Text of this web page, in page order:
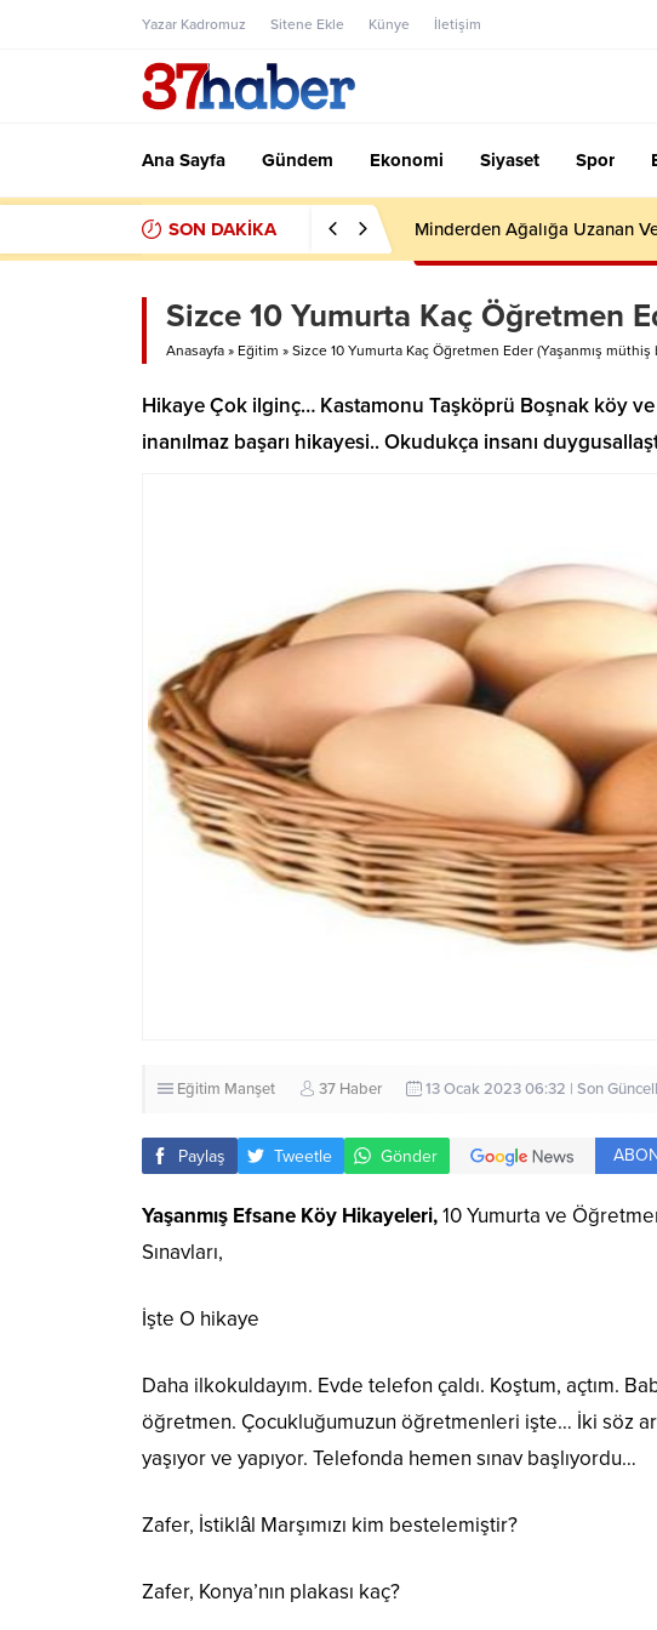
Yazar Kadromuz Sitene Ekle Künye İletişim
Ana Sayfa Gündem Ekonomi Siyaset Spor
SON DAKİKA Minderden Ağalığa Uzanan
Sizce 10 Yumurta Kaç Öğretmen
Anasayfa » Eğitim » Sizce 10 Yumurta Kaç Öğretmen Eder (Yaşanmış müthiş
Hikaye Çok ilginç… Kastamonu Taşköprü Boşnak köy
inanılmaz başarı hikayesi.. Okudukça insanı
Eğitim Manşet 37 Haber 13 Ocak 2023 06:32 | Son
Paylaş Tweetle Gönder
Yaşanmış Efsane Köy Hikayeleri,10 Yumurta ve
Sınavları,
İşte O hikaye
Daha ilkokuldayım. Evde telefon çaldı. Koştum, açtım.
öğretmen. Çocukluğumuzun öğretmenleri işte… İki söz
yaşıyor ve yapıyor. Telefonda hemen sınav başlıyordu…
Zafer, İstiklâl Marşımızı kim bestelemiştir?
Zafer, Konya’nın plakası kaç?